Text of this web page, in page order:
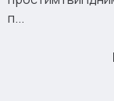
п...